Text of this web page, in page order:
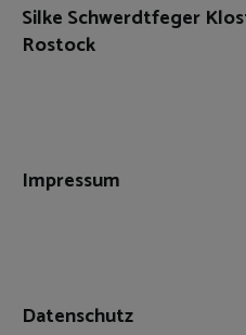
Silke Schwerdtfeger
Rostock
Impressum
Datenschutz